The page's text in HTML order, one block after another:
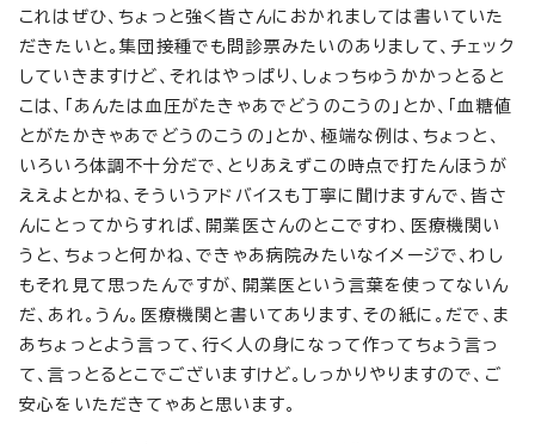
これはぜひ、ちょっと強く皆さんにおかれましては書いていた
だきたいと。集団接種でも問診票みたいのありまして、チェック
していきますけど、それはやっぱり、しょっちゅうかかっとると
こは、「あんたは血圧がたきゃあでどうのこうの」とか、「血糖値
とがたかきゃあでどうのこうの」とか、極端な例は、ちょっと、
いろいろ体調不十分だで、とりあえずこの時点で打たんほうが
ええよとかね、そういうアドバイスも丁寧に聞けますんで、皆さ
んにとってからすれば、開業医さんのとこですわ、医療機関い
うと、ちょっと何かね、できゃあ病院みたいなイメージで、わし
もそれ見て思ったんですが、開業医という言葉を使ってないん
だ、あれ。うん。医療機関と書いてあります、その紙に。だで、ま
あちょっとよう言って、行く人の身になって作ってちょう言っ
て、言っとるとこでございますけど。しっかりやりますので、ご
安心をいただきてゃあと思います。